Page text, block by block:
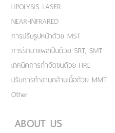
LIPOLYSIS LASER
NEAR-INFRARED
การปรับรูปหน้าด้วย MST
การรักษาแผลเป็นด้วย SRT, SMT
เทคนิคการกำจัดขนด้วย HRE
ปรับการทำงานกล้ามเนื้อด้วย MMT
Other
ABOUT US